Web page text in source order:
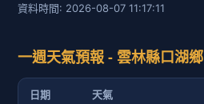
資料時間: 2026-08-07 11:17:11
一週天氣預報 - 雲林縣口湖鄉
日期 天氣